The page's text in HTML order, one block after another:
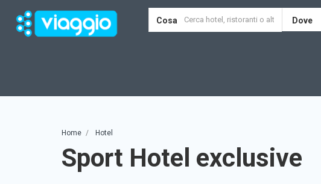
Cosa Dove
Home Hotel
Sport Hotel exclusive